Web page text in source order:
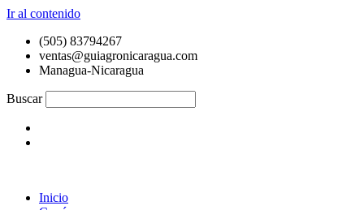
Ir al contenido
(505) 83794267
ventas@guiagronicaragua.com
Managua-Nicaragua
Buscar
Inicio